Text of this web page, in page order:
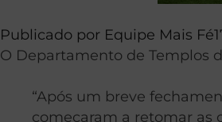
Publicado por Equipe Mais Fé
O Departamento de Templos
“Após um breve
começaram a retomar as